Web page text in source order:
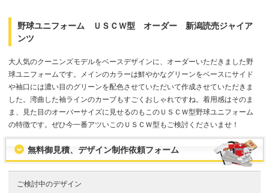
野球ユニフォーム ＵＳＣＷ型 オーダー 新潟読売ジャイア
ンツ
大人気のクーニンズモデルをベースデザインに、オーダーいただきました野
球ユニフォームです。メインのカラーは鮮やかなグリーンをベースにサイド
や袖口には濃い目のグリーンを配色させていただいて作成させていただきま
した。湾曲した袖ラインのカーブもすごくおしゃれですね。着用感はそのま
ま、見た目のオーバーサイズに見せるのもこのＵＳＣＷ型野球ユニフォーム
の特徴です。ぜひ今一番アツいこのＵＳＣＷ型もご検討くださいませ！
無料御見積、デザイン制作依頼フォーム
ご検討中のデザイン